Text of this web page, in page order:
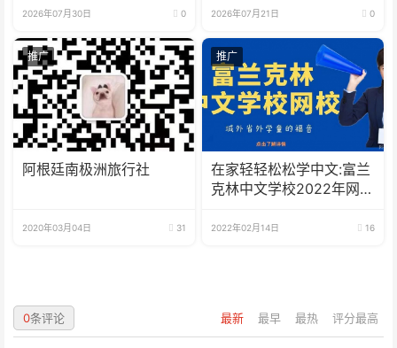
2026年07月30日 0 2026年07月21日 0
推广
阿根廷南极洲旅行社
2020年03月04日 31
推广
在家轻轻松松学中文:富兰
克林中文学校2022年网校
2022年02月14日 16
最新 最早 最热 评分最高
0条评论